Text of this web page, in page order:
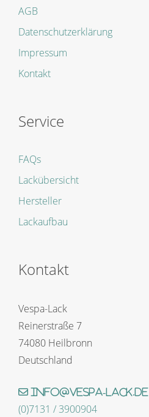
AGB
Datenschutzerklärung
Impressum
Kontakt
Service
FAQs
Lackübersicht
Hersteller
Lackaufbau
Kontakt
Vespa-Lack
Reinerstraße 7
74080 Heilbronn
Deutschland
info@vespa-lack.de
(0)7131 / 3900904